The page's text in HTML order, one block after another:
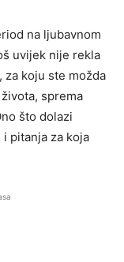
na ljubavnom
uvijek nije rekla
za koju ste možda
sprema
što dolazi
pitanja za koja